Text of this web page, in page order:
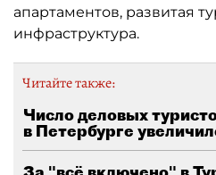
апартаментов, развитая
инфраструктура.
Читайте также:
Число деловых
в Петербурге